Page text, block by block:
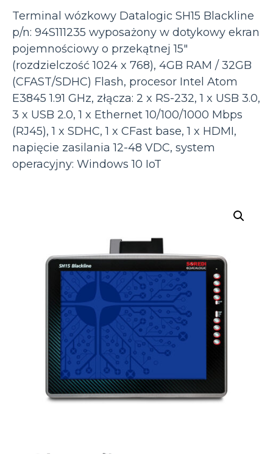
Terminal wózkowy Datalogic SH15 Blackline
p/n: 94S111235 wyposażony w dotykowy ekran
pojemnościowy o przekątnej 15″
(rozdzielczość 1024 x 768), 4GB RAM / 32GB
(CFAST/SDHC) Flash, procesor Intel Atom
E3845 1.91 GHz, złącza: 2 x RS-232, 1 x USB 3.0,
3 x USB 2.0, 1 x Ethernet 10/100/1000 Mbps
(RJ45), 1 x SDHC, 1 x CFast base, 1 x HDMI,
napięcie zasilania 12-48 VDC, system
operacyjny: Windows 10 IoT